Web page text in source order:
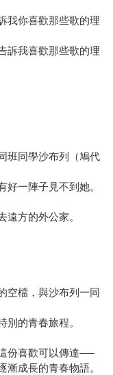
我你喜歡那些歌的理
訴我喜歡那些歌的理
班同學沙布列（鳩代
一陣子見不到她。
方的外公家。
空檔，與沙布列一同
別的青春旅程。
份喜歡可以傳達──
成長的青春物語。